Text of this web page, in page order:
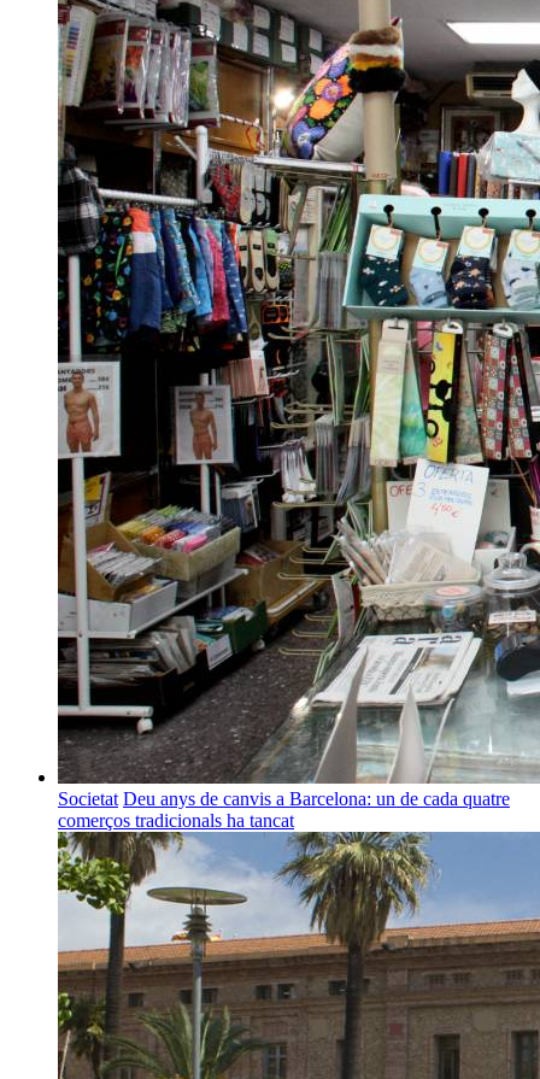
Societat Deu anys de canvis a Barcelona: un de cada quatre
comerços tradicionals ha tancat